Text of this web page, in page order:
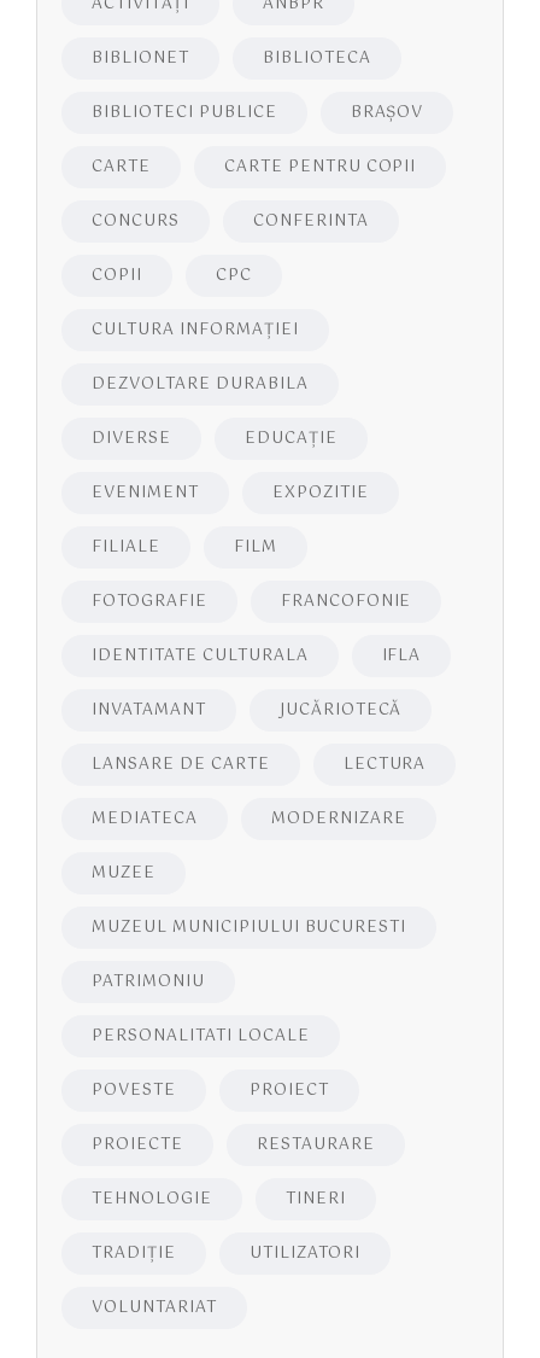
BIBLIONET BIBLIOTECA
BIBLIOTECI PUBLICE BRAŞOV
CARTE CARTE PENTRU COPII
CONCURS CONFERINTA
COPII CPC
CULTURA INFORMAŢIEI
DEZVOLTARE DURABILA
DIVERSE EDUCAŢIE
EVENIMENT EXPOZITIE
FILIALE FILM
FOTOGRAFIE FRANCOFONIE
IDENTITATE CULTURALA IFLA
INVATAMANT JUCĂRIOTECĂ
LANSARE DE CARTE LECTURA
MEDIATECA MODERNIZARE
MUZEE
MUZEUL MUNICIPIULUI BUCURESTI
PATRIMONIU
PERSONALITATI LOCALE
POVESTE PROIECT
PROIECTE RESTAURARE
TEHNOLOGIE TINERI
TRADIȚIE UTILIZATORI
VOLUNTARIAT